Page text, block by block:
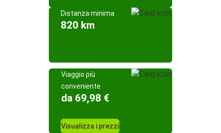
Distanza minima
820 km
Viaggio più
conveniente
da 69,98 €
Visualizza i prezzi